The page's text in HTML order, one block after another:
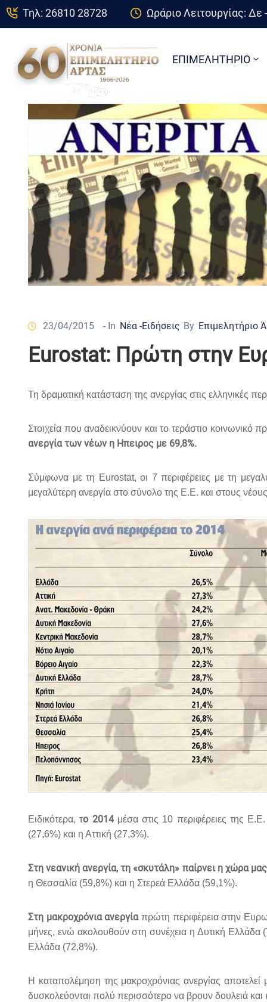
Τηλ: 26810 28728 Ωράριο Λειτουργίας:
ΕΠΙΜΕΛΗΤΗΡΙΟ
23/04/2015 - In Νέα -Ειδήσεις By Επιμελητήριο
Εurostat: Πρώτη στην
Τη δραματική κατάσταση της ανεργίας στις ελληνικές
Στοιχεία που αναδεικνύουν και το τεράστιο
ανεργία των νέων η Ηπειρος με 69,8%.
Σύμφωνα με τη Εurostat, οι 7 περιφέρειες με τη
μεγαλύτερη ανεργία στο σύνολο της Ε.Ε. και στους
Ειδικότερα, το 2014μέσα στις 10 περιφέρειες της
(27,6%) και η Αττική (27,3%).
Στη νεανική ανεργία, τη «σκυτάλη» παίρνει η χώρα
η Θεσσαλία (59,8%) και η Στερεά Ελλάδα (59,1%).
Στη μακροχρόνια ανεργίαπρώτη περιφέρεια στην
μήνες, ενώ ακολουθούν στη συνέχεια η Δυτική Ελλάδα
Ελλάδα (72,8%).
Η καταπολέμηση της μακροχρόνιας ανεργίας
δυσκολεύονται πολύ περισσότερο να βρουν δουλειά